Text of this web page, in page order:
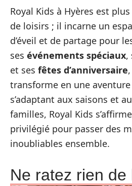
Royal Kids à Hyères est
de loisirs ; il incarne un
d’éveil et de partage pour
ses événements spéciaux,
et ses fêtes d’anniversaire
transforme en une
s’adaptant aux saisons et
familles, Royal Kids
privilégié pour passer des
inoubliables ensemble.
Ne ratez rien de